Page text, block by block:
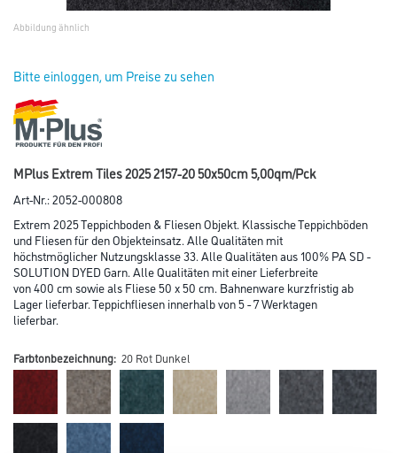
Abbildung ähnlich
Bitte einloggen, um Preise zu sehen
MPlus Extrem Tiles 2025 2157-20 50x50cm 5,00qm/Pck
Art-Nr.:2052-000808
Extrem 2025 Teppichboden & Fliesen Objekt. Klassische Teppichböden
und Fliesen für den Objekteinsatz. Alle Qualitäten mit
höchstmöglicher Nutzungsklasse 33. Alle Qualitäten aus 100% PA SD -
SOLUTION DYED Garn. Alle Qualitäten mit einer Lieferbreite
von 400 cm sowie als Fliese 50 x 50 cm. Bahnenware kurzfristig ab
Lager lieferbar. Teppichfliesen innerhalb von 5 - 7 Werktagen
lieferbar.
Farbtonbezeichnung: 20 Rot Dunkel